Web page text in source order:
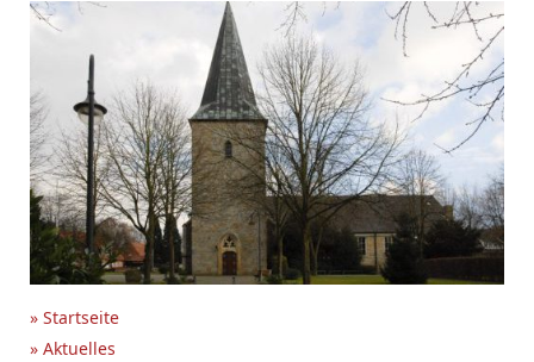
» Startseite
» Aktuelles